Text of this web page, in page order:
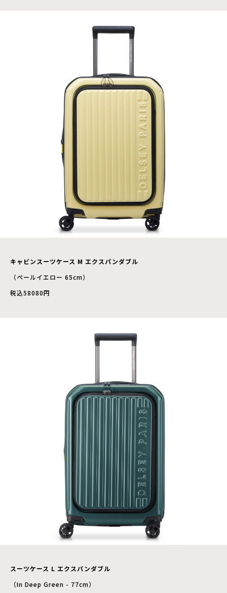
キャビンスーツケース M エクスパンダブル
（ペールイエロー 65cm）
税込58080円
スーツケース L エクスパンダブル
（In Deep Green - 77cm）